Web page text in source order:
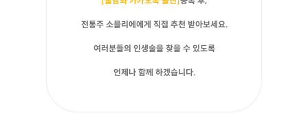
전통주 소믈리에에게 직접 추천 받아보세요.
여러분들의 인생술을 찾을 수 있도록
언제나 함께 하겠습니다.